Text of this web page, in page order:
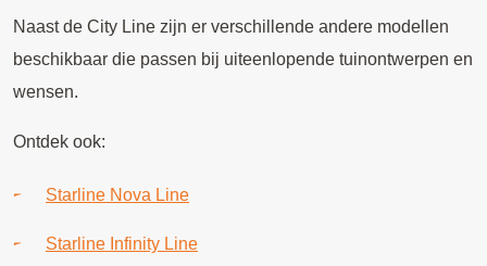
Naast de City Line zijn er verschillende andere modellen
beschikbaar die passen bij uiteenlopende tuinontwerpen en
wensen.
Ontdek ook:
Starline Nova Line
Starline Infinity Line